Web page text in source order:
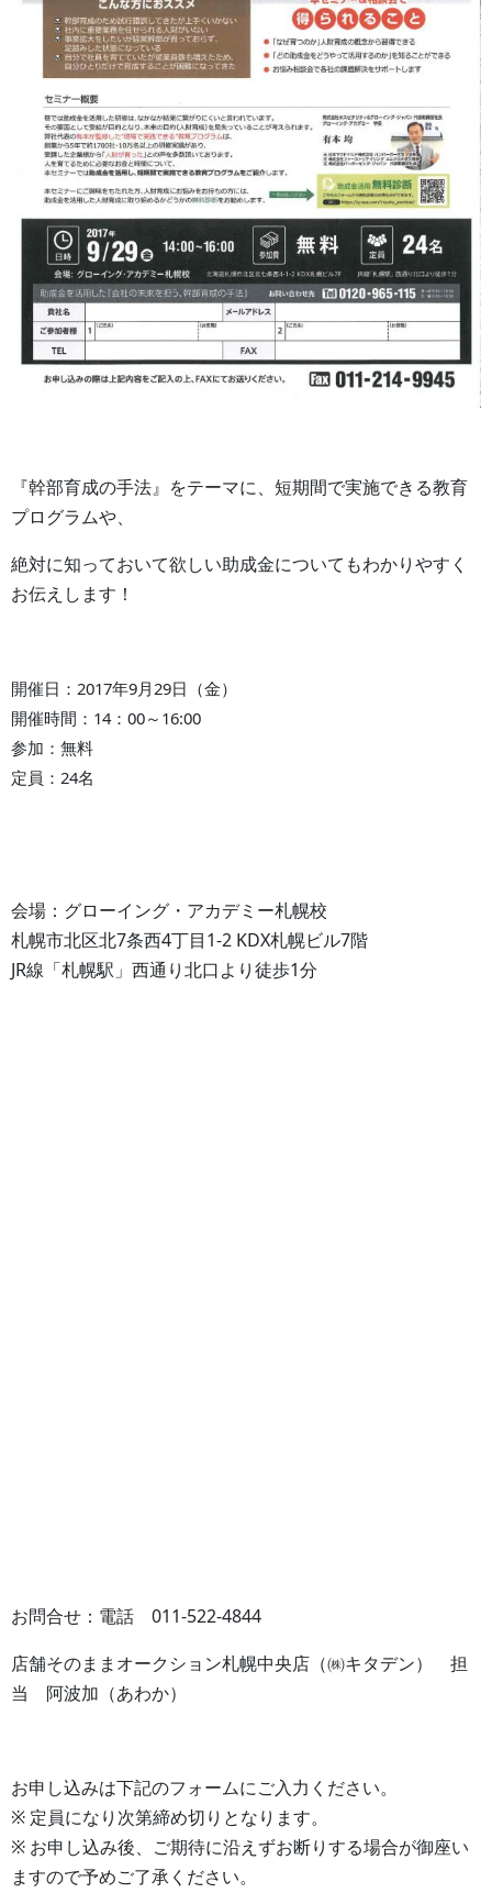
『幹部育成の手法』をテーマに、短期間で実施できる教育
プログラムや、
絶対に知っておいて欲しい助成金についてもわかりやすく
お伝えします！
開催日：2017年9月29日（金）
開催時間：14：00～16:00
参加：無料
定員：24名
会場：グローイング・アカデミー札幌校
札幌市北区北7条西4丁目1-2 KDX札幌ビル7階
JR線「札幌駅」西通り北口より徒歩1分
お問合せ：電話 011-522-4844
店舗そのままオークション札幌中央店（㈱キタデン） 担
当 阿波加（あわか）
お申し込みは下記のフォームにご入力ください。
※ 定員になり次第締め切りとなります。
※ お申し込み後、ご期待に沿えずお断りする場合が御座い
ますので予めご了承ください。